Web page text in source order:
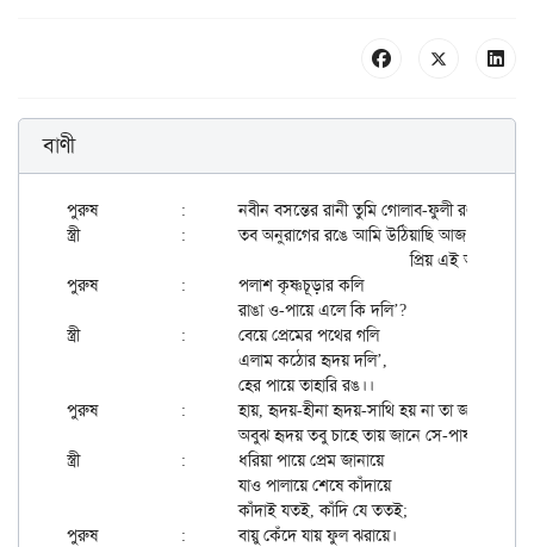
বাণী
পুরুষ		: 	নবীন বসন্তের রানী তুমি গোলাব-ফুলী রঙ।
স্ত্রী		: 	তব অনুরাগের রঙে আমি উঠিয়াছি আজ রেঙে
						প্রিয় এই অপরূপ ঢঙ।।
পুরুষ		: 	পলাশ কৃষ্ণচূড়ার কলি
			রাঙা ও-পায়ে এলে কি দলি’?
স্ত্রী		:	বেয়ে প্রেমের পথের গলি
পুরুষ		:	হায়, হৃদয়-হীনা হৃদয়-সাথি হয় না তা জানি,
			অবুঝ হৃদয় তবু চাহে তায় জানে সে-পাষাণী।
স্ত্রী		:	ধরিয়া পায়ে প্রেম জানায়ে
			যাও পালায়ে শেষে কাঁদায়ে
			কাঁদাই যতই, কাঁদি যে ততই;
পুরুষ		:	বায়ু কেঁদে যায় ফুল ঝরায়ে।